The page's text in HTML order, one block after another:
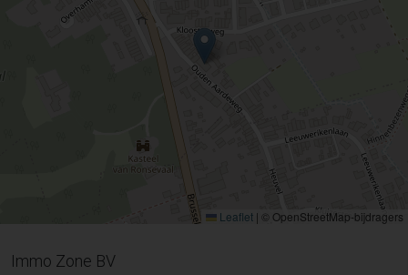
Leaflet | © OpenStreetMap-bijdragers
Immo Zone BV